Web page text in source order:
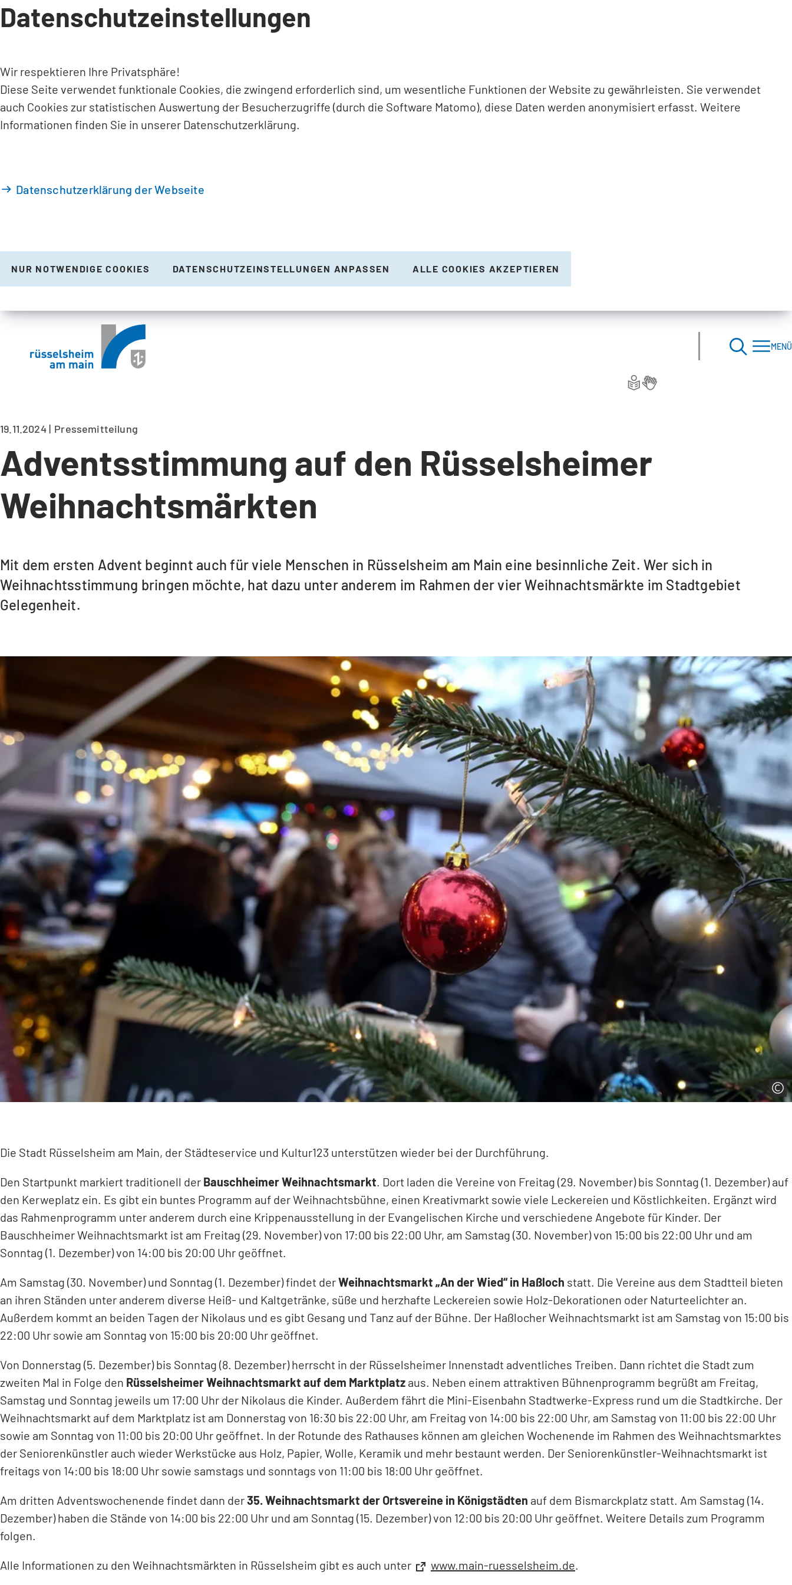
INHALT ANSPRINGEN
Datenschutzeinstellungen
Wir respektieren Ihre Privatsphäre!
Diese Seite verwendet funktionale Cookies, die zwingend erforderlich sind, um wesentliche Funktionen der Website zu gewährleisten. Sie verwendet
auch Cookies zur statistischen Auswertung der Besucherzugriffe (durch die Software Matomo), diese Daten werden anonymisiert erfasst. Weitere
Informationen finden Sie in unserer Datenschutzerklärung.
Datenschutzerklärung der Webseite
NUR NOTWENDIGE COOKIES DATENSCHUTZEINSTELLUNGEN ANPASSEN ALLE COOKIES AKZEPTIEREN
MENÜ
19.11.2024 Pressemitteilung
Adventsstimmung auf den Rüsselsheimer
Weihnachtsmärkten
Mit dem ersten Advent beginnt auch für viele Menschen in Rüsselsheim am Main eine besinnliche Zeit. Wer sich in
Weihnachtsstimmung bringen möchte, hat dazu unter anderem im Rahmen der vier Weihnachtsmärkte im Stadtgebiet
Gelegenheit.
Die Stadt Rüsselsheim am Main, der Städteservice und Kultur123 unterstützen wieder bei der Durchführung.
Den Startpunkt markiert traditionell der Bauschheimer Weihnachtsmarkt. Dort laden die Vereine von Freitag (29. November) bis Sonntag (1. Dezember) auf
den Kerweplatz ein. Es gibt ein buntes Programm auf der Weihnachtsbühne, einen Kreativmarkt sowie viele Leckereien und Köstlichkeiten. Ergänzt wird
das Rahmenprogramm unter anderem durch eine Krippenausstellung in der Evangelischen Kirche und verschiedene Angebote für Kinder. Der
Bauschheimer Weihnachtsmarkt ist am Freitag (29. November) von 17:00 bis 22:00 Uhr, am Samstag (30. November) von 15:00 bis 22:00 Uhr und am
Sonntag (1. Dezember) von 14:00 bis 20:00 Uhr geöffnet.
Am Samstag (30. November) und Sonntag (1. Dezember) findet derWeihnachtsmarkt „An der Wied“ in Haßloch statt. Die Vereine aus dem Stadtteil bieten
an ihren Ständen unter anderem diverse Heiß- und Kaltgetränke, süße und herzhafte Leckereien sowie Holz-Dekorationen oder Naturteelichter an.
Außerdem kommt an beiden Tagen der Nikolaus und es gibt Gesang und Tanz auf der Bühne. Der Haßlocher Weihnachtsmarkt ist am Samstag von 15:00 bis
22:00 Uhr sowie am Sonntag von 15:00 bis 20:00 Uhr geöffnet.
Von Donnerstag (5. Dezember) bis Sonntag (8. Dezember) herrscht in der Rüsselsheimer Innenstadt adventliches Treiben. Dann richtet die Stadt zum
zweiten Mal in Folge den Rüsselsheimer Weihnachtsmarkt auf dem Marktplatz aus. Neben einem attraktiven Bühnenprogramm begrüßt am Freitag,
Samstag und Sonntag jeweils um 17:00 Uhr der Nikolaus die Kinder. Außerdem fährt die Mini-Eisenbahn Stadtwerke-Express rund um die Stadtkirche. Der
Weihnachtsmarkt auf dem Marktplatz ist am Donnerstag von 16:30 bis 22:00 Uhr, am Freitag von 14:00 bis 22:00 Uhr, am Samstag von 11:00 bis 22:00 Uhr
sowie am Sonntag von 11:00 bis 20:00 Uhr geöffnet. In der Rotunde des Rathauses können am gleichen Wochenende im Rahmen des Weihnachtsmarktes
der Seniorenkünstler auch wieder Werkstücke aus Holz, Papier, Wolle, Keramik und mehr bestaunt werden. Der Seniorenkünstler-Weihnachtsmarkt ist
freitags von 14:00 bis 18:00 Uhr sowie samstags und sonntags von 11:00 bis 18:00 Uhr geöffnet.
Am dritten Adventswochenende findet dann der35. Weihnachtsmarkt der Ortsvereine in Königstädten auf dem Bismarckplatz statt. Am Samstag (14.
Dezember) haben die Stände von 14:00 bis 22:00 Uhr und am Sonntag (15. Dezember) von 12:00 bis 20:00 Uhr geöffnet. Weitere Details zum Programm
folgen.
Alle Informationen zu den Weihnachtsmärkten in Rüsselsheim gibt es auch unter www.main-ruesselsheim.de
(Öffnet
.